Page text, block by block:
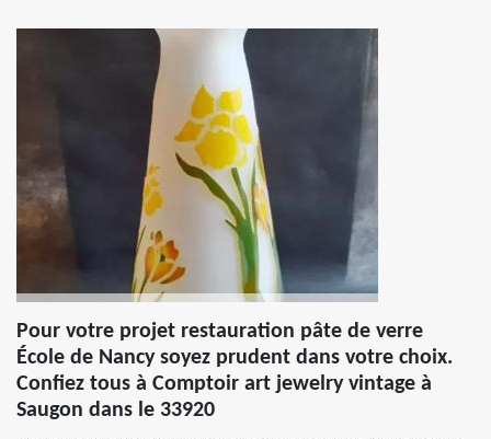
Pour votre projet restauration pâte de verre
École de Nancy soyez prudent dans votre choix.
Confiez tous à Comptoir art jewelry vintage à
Saugon dans le 33920